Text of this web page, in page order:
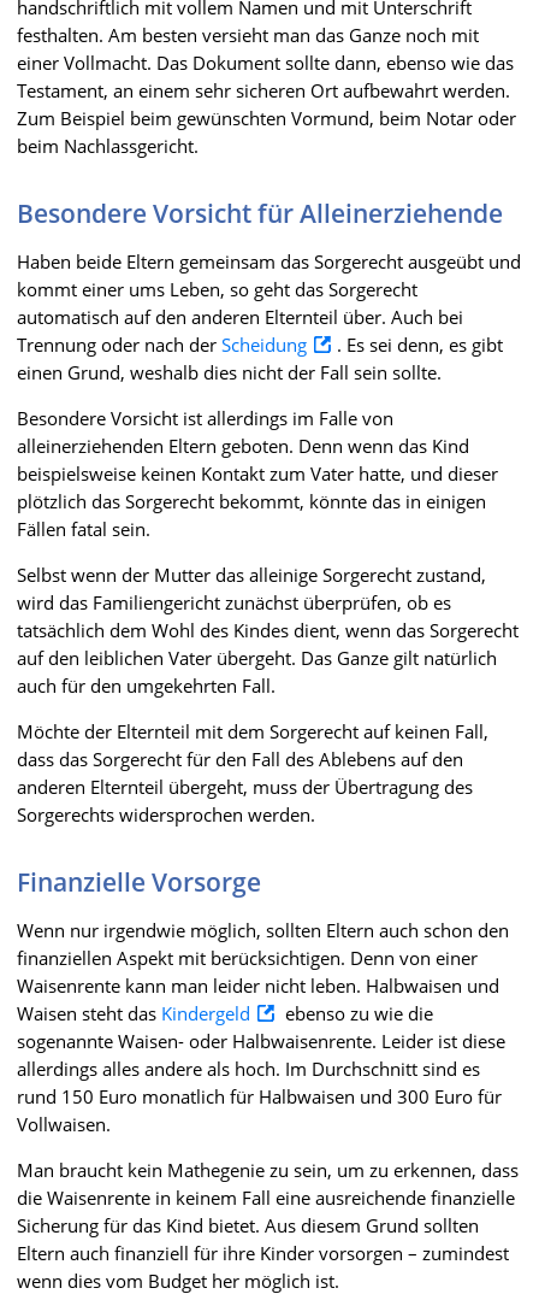
handschriftlich mit vollem Namen und mit Unterschrift
festhalten. Am besten versieht man das Ganze noch mit
einer Vollmacht. Das Dokument sollte dann, ebenso wie das
Testament, an einem sehr sicheren Ort aufbewahrt werden.
Zum Beispiel beim gewünschten Vormund, beim Notar oder
beim Nachlassgericht.
Besondere Vorsicht für Alleinerziehende
Haben beide Eltern gemeinsam das Sorgerecht ausgeübt und
kommt einer ums Leben, so geht das Sorgerecht
automatisch auf den anderen Elternteil über. Auch bei
Trennung oder nach der Scheidung
. Es sei denn, es gibt
einen Grund, weshalb dies nicht der Fall sein sollte.
Besondere Vorsicht ist allerdings im Falle von
alleinerziehenden Eltern geboten. Denn wenn das Kind
beispielsweise keinen Kontakt zum Vater hatte, und dieser
plötzlich das Sorgerecht bekommt, könnte das in einigen
Fällen fatal sein.
Selbst wenn der Mutter das alleinige Sorgerecht zustand,
wird das Familiengericht zunächst überprüfen, ob es
tatsächlich dem Wohl des Kindes dient, wenn das Sorgerecht
auf den leiblichen Vater übergeht. Das Ganze gilt natürlich
auch für den umgekehrten Fall.
Möchte der Elternteil mit dem Sorgerecht auf keinen Fall,
dass das Sorgerecht für den Fall des Ablebens auf den
anderen Elternteil übergeht, muss der Übertragung des
Sorgerechts widersprochen werden.
Finanzielle Vorsorge
Wenn nur irgendwie möglich, sollten Eltern auch schon den
finanziellen Aspekt mit berücksichtigen. Denn von einer
Waisenrente kann man leider nicht leben. Halbwaisen und
Waisen steht das Kindergeld
ebenso zu wie die
sogenannte Waisen- oder Halbwaisenrente. Leider ist diese
allerdings alles andere als hoch. Im Durchschnitt sind es
rund 150 Euro monatlich für Halbwaisen und 300 Euro für
Vollwaisen.
Man braucht kein Mathegenie zu sein, um zu erkennen, dass
die Waisenrente in keinem Fall eine ausreichende finanzielle
Sicherung für das Kind bietet. Aus diesem Grund sollten
Eltern auch finanziell für ihre Kinder vorsorgen – zumindest
wenn dies vom Budget her möglich ist.